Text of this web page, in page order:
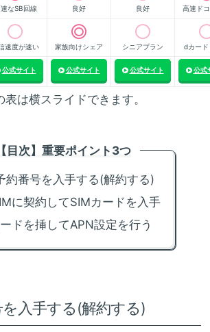
なSB回線 良好 良好 高速ド
速度が速い 家族向けシェア シニアプラン dカード
公式サイト 公式サイト 公式サイト 公式
は横スライドできます。
【目次】重要ポイント3つ
約番号を入手する(解約する)
に契約してSIMカードを入手
ドを挿してAPN設定を行う
入手する(解約する)